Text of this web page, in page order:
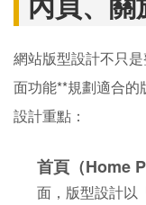
網站版型設計不只
面功能**規劃適合
設計重點：
首頁（Home
面，版型設計以